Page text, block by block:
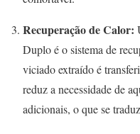
Recuperação de Calor:
Duplo é o sistema de
viciado extraído é
reduz a necessidade de
adicionais, o que se